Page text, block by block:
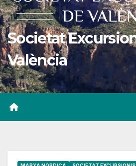
Societat
València